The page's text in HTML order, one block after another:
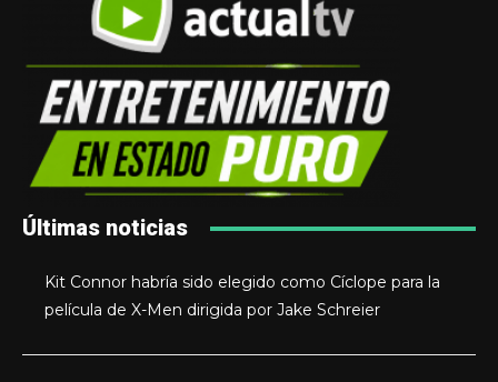
Últimas noticias
Kit Connor habría sido elegido como Cíclope para la
película de X-Men dirigida por Jake Schreier